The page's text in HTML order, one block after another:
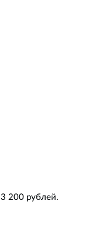
3 200 рублей.